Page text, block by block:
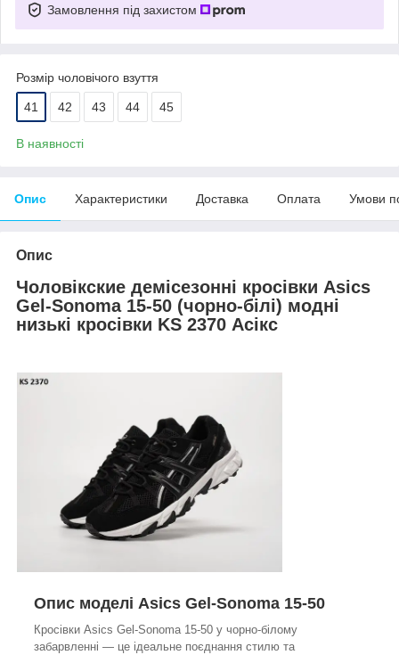
Замовлення під захистом
Розмір чоловічого взуття
41 42 43 44 45
В наявності
Опис Характеристики Доставка Оплата Умови
Опис
Чоловікские демісезонні кросівки Asics
Gel-Sonoma 15-50 (чорно-білі) модні
низькі кросівки KS 2370 Асікс
Опис моделі Asics Gel-Sonoma 15-50
Кросівки Asics Gel-Sonoma 15-50 у чорно-білому
забарвленні — це ідеальне поєднання стилю та